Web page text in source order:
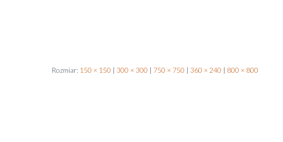
Rozmiar: 150 × 150 | 300 × 300 | 750 × 750 | 360 × 240 | 800 × 800